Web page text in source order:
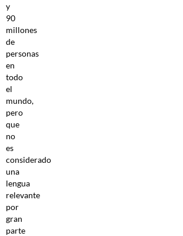
y
90
millones
de
personas
en
todo
el
mundo,
pero
que
no
es
considerado
una
lengua
relevante
por
gran
parte